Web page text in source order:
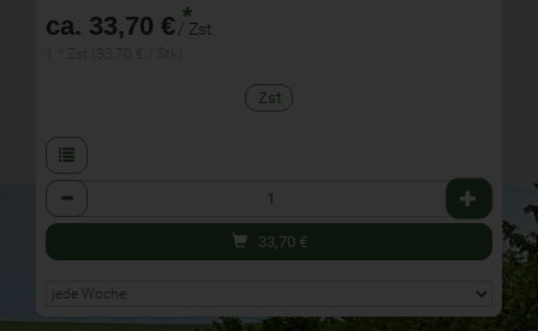
ca. 33,70 € *
/ Zst
Zst
Anzahl
33,70 €